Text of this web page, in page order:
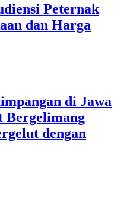
Peternak
dan Harga
di Jawa
Bergelimang
dengan